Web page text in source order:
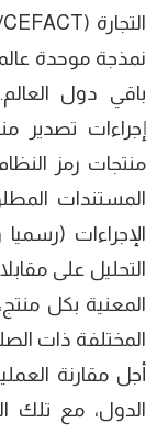
نمذجة موحدة
باقي دول
إجراءات تصدير
المستندات
الإجراءات
التحليل على
المعنية بكل
المختلفة ذات
أجل مقارنة
الدول، مع تلك